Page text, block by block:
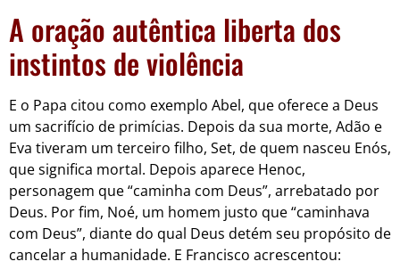
A oração autêntica liberta dos
instintos de violência
E o Papa citou como exemplo Abel, que oferece a Deus
um sacrifício de primícias. Depois da sua morte, Adão e
Eva tiveram um terceiro filho, Set, de quem nasceu Enós,
que significa mortal. Depois aparece Henoc,
personagem que “caminha com Deus”, arrebatado por
Deus. Por fim, Noé, um homem justo que “caminhava
com Deus”, diante do qual Deus detém seu propósito de
cancelar a humanidade. E Francisco acrescentou: